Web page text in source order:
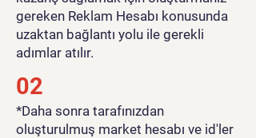
gereken Reklam Hesabı konusunda
uzaktan bağlantı yolu ile gerekli
adımlar atılır.
02
*Daha sonra tarafınızdan
oluşturulmuş market hesabı ve id'ler